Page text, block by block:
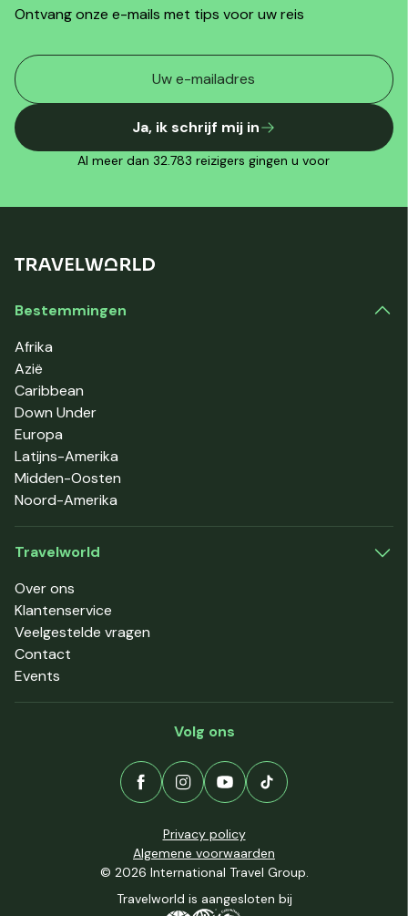
Ontvang onze e-mails met tips voor uw reis
Ja, ik schrijf mij in
Al meer dan 32.783 reizigers gingen u voor
Bestemmingen
Afrika
Azië
Caribbean
Down Under
Europa
Latijns-Amerika
Midden-Oosten
Noord-Amerika
Travelworld
Over ons
Klantenservice
Veelgestelde vragen
Contact
Events
Volg ons
© 2026 International Travel Group.
Privacy policy
Algemene voorwaarden
Travelworld is aangesloten bij